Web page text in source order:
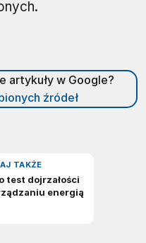
artykuły w Google?
źródeł